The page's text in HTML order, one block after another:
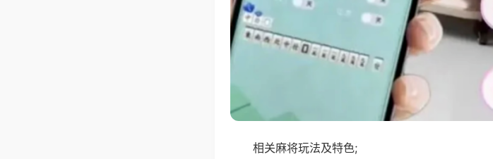
相关麻将玩法及特色;